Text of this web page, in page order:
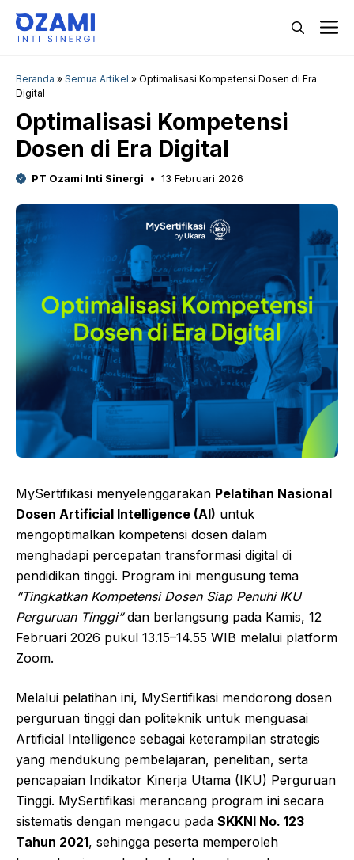
Beranda » Semua Artikel » Optimalisasi Kompetensi Dosen di Era
Digital
Optimalisasi Kompetensi
Dosen di Era Digital
PT Ozami Inti Sinergi 13 Februari 2026
MySertifikasi menyelenggarakan Pelatihan Nasional
Dosen Artificial Intelligence (AI) untuk
mengoptimalkan kompetensi dosen dalam
menghadapi percepatan transformasi digital di
pendidikan tinggi. Program ini mengusung tema
“Tingkatkan Kompetensi Dosen Siap Penuhi IKU
Perguruan Tinggi”dan berlangsung pada Kamis, 12
Februari 2026 pukul 13.15–14.55 WIB melalui platform
Zoom.
Melalui pelatihan ini, MySertifikasi mendorong dosen
perguruan tinggi dan politeknik untuk menguasai
Artificial Intelligence sebagai keterampilan strategis
yang mendukung pembelajaran, penelitian, serta
pencapaian Indikator Kinerja Utama (IKU) Perguruan
Tinggi. MySertifikasi merancang program ini secara
sistematis dengan mengacu pada SKKNI No. 123
Tahun 2021, sehingga peserta memperoleh